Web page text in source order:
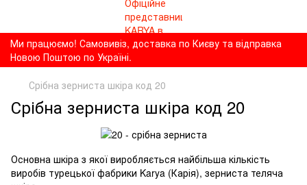
Ми працюємо! Самовивіз, доставка по Києву та відправка
Новою Поштою по Україні.
Срібна зерниста шкіра код 20
Срібна зерниста шкіра код 20
Основна шкіра з якої виробляється найбільша кількість
виробів турецької фабрики Karya (Карія), зерниста теляча